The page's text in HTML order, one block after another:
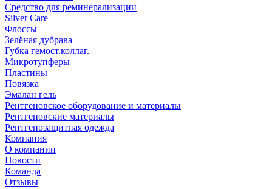
Средство для реминерализации
Silver Care
Флоссы
Зелёная дубрава
Губка гемост.коллаг.
Микротупферы
Пластины
Повязка
Эмалан гель
Рентгеновское оборудование и материалы
Рентгеновские материалы
Рентгенозащитная одежда
Компания
О компании
Новости
Команда
Отзывы